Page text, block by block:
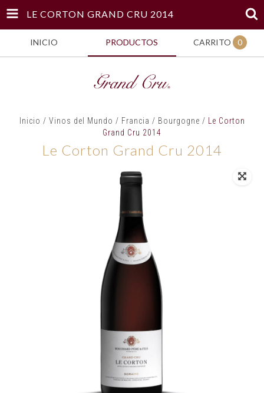
LE CORTON GRAND CRU 2014
INICIO PRODUCTOS CARRITO 0
Inicio / Vinos del Mundo / Francia / Bourgogne /
Le Corton
Grand Cru 2014
Le Corton Grand Cru 2014